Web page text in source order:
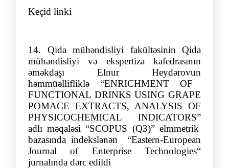
Keçid linki
14.
Qida mühəndisliyi fakültəsinin Qida
mühəndisliyi və ekspertiza kafedrasının
əməkdaşı ElnurHeydərovun
həmmüəllifliklə “ENRICHMENT OF
FUNCTIONAL DRINKS USING GRAPE
POMACE EXTRACTS, ANALYSIS OF
PHYSICOCHEMICAL INDICATORS”
adlı məqaləsi “SCOPUS (Q3)” elmmetrik
bazasında indekslənən “Eastern-European
Journal of Enterprise Technologies“
jurnalında dərc edildi